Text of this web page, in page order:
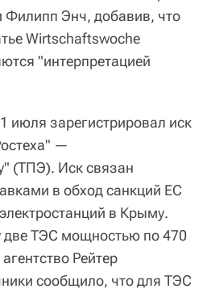
Филипп Энч, добавив, что
Wirtschaftswoche
"интерпретацией
июля зарегистрировал иск
—
(ТПЭ). Иск связан
в обход санкций ЕС
в Крыму.
ТЭС мощностью по 470
Рейтер
сообщило, что для ТЭС